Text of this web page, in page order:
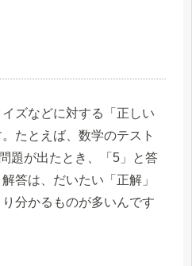
イズなどに対する「正しい
たとえば、数学のテスト
題が出たとき、「5」と答
答は、だいたい「正解」
分かるものが多いんです